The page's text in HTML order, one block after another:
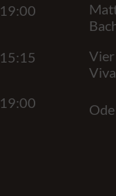
19:00
15:15
Vier
19:00